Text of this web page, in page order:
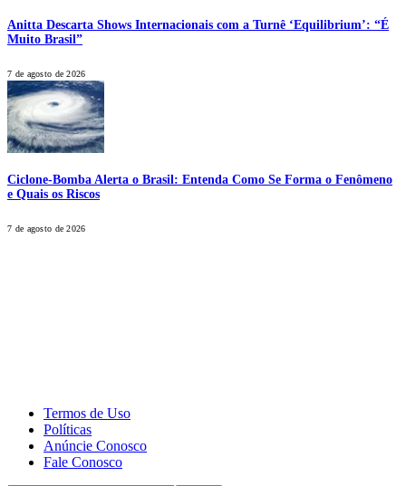
Anitta Descarta Shows Internacionais com a Turnê ‘Equilibrium’: “É
Muito Brasil”
7 de agosto de 2026
Ciclone-Bomba Alerta o Brasil: Entenda Como Se Forma o Fenômeno
e Quais os Riscos
7 de agosto de 2026
Termos de Uso
Políticas
Anúncie Conosco
Fale Conosco